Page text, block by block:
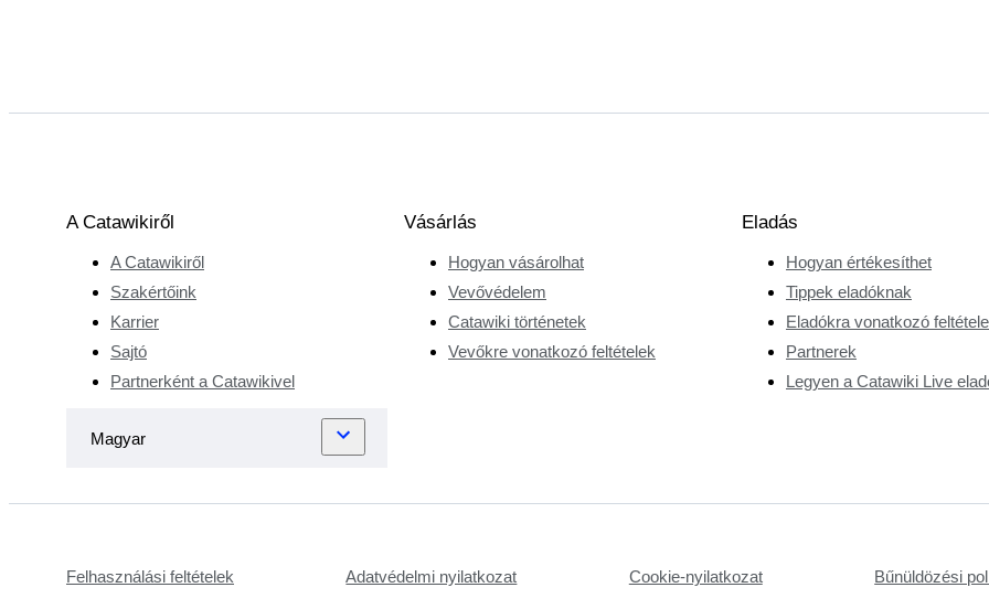
A Catawikiről
A Catawikiről
Szakértőink
Karrier
Sajtó
Partnerként a Catawikivel
Vásárlás
Hogyan vásárolhat
Vevővédelem
Catawiki történetek
Vevőkre vonatkozó feltételek
Eladás
Hogyan értékesíthet
Tippek eladóknak
Eladókra vonatkozó
Partnerek
Legyen a Catawiki Live
Felhasználási feltételek Adatvédelmi nyilatkozat Cookie-nyilatkozat Bűnüldözési